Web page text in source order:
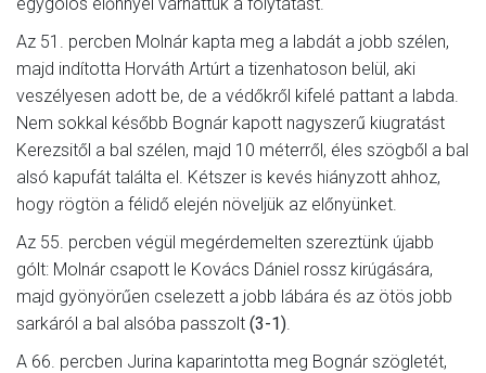
Az 51. percben Molnár kapta meg a labdát a jobb szélen,
majd indította Horváth Artúrt a tizenhatoson belül, aki
veszélyesen adott be, de a védőkről kifelé pattant a labda.
Nem sokkal később Bognár kapott nagyszerű kiugratást
Kerezsitől a bal szélen, majd 10 méterről, éles szögből a bal
alsó kapufát találta el. Kétszer is kevés hiányzott ahhoz,
hogy rögtön a félidő elején növeljük az előnyünket.
Az 55. percben végül megérdemelten szereztünk újabb
gólt: Molnár csapott le Kovács Dániel rossz kirúgására,
majd gyönyörűen cselezett a jobb lábára és az ötös jobb
sarkáról a bal alsóba passzolt (3-1).
A 66. percben Jurina kaparintotta meg Bognár szögletét,